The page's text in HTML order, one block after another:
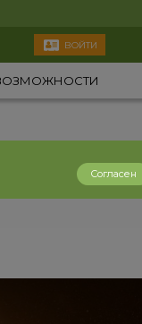
ВОЙТИ
Согласен